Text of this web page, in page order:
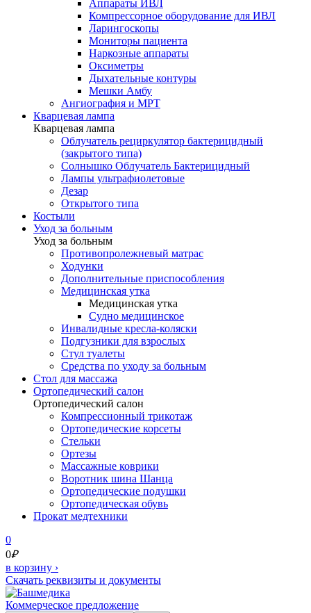
Аппараты ИВЛ
Компрессорное оборудование для ИВЛ
Ларингоскопы
Мониторы пациента
Наркозные аппараты
Оксиметры
Дыхательные контуры
Мешки Амбу
Ангиография и МРТ
Кварцевая лампа
Кварцевая лампа
Облучатель рециркулятор бактерицидный
(закрытого типа)
Солнышко Облучатель Бактерицидный
Лампы ультрафиолетовые
Дезар
Открытого типа
Костыли
Уход за больным
Уход за больным
Противопролежневый матрас
Ходунки
Дополнительные приспособления
Медицинская утка
Медицинская утка
Судно медицинское
Инвалидные кресла-коляски
Подгузники для взрослых
Стул туалеты
Средства по уходу за больным
Cтол для массажа
Ортопедический салон
Ортопедический салон
Компрессионный трикотаж
Ортопедические корсеты
Стельки
Ортезы
Массажные коврики
Воротник шина Шанца
Ортопедические подушки
Ортопедическая обувь
Прокат медтехники
0
0₽
в корзину ›
Скачать реквизиты и документы
Коммерческое предложение